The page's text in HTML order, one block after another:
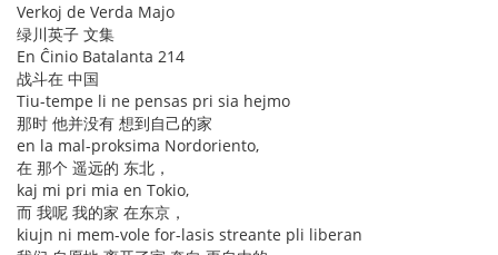
Verkoj de Verda Majo
绿川英子 文集
En Ĉinio Batalanta 214
战斗在 中国
Tiu-tempe li ne pensas pri sia hejmo
那时 他并没有 想到自己的家
en la mal-proksima Nordoriento,
在 那个 遥远的 东北，
kaj mi pri mia en Tokio,
而 我呢 我的家 在东京，
kiujn ni mem-vole for-lasis streante pli liberan